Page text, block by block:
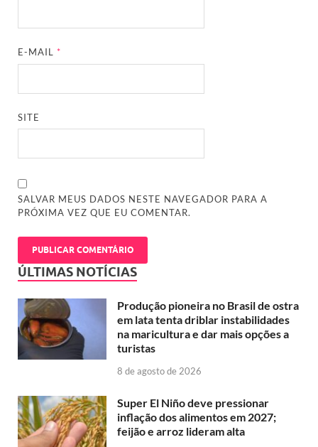
E-MAIL*
SITE
SALVAR MEUS DADOS NESTE NAVEGADOR PARA A
PRÓXIMA VEZ QUE EU COMENTAR.
ÚLTIMAS NOTÍCIAS
Produção pioneira no Brasil de ostra
em lata tenta driblar instabilidades
na maricultura e dar mais opções a
turistas
8 de agosto de 2026
Super El Niño deve pressionar
inflação dos alimentos em 2027;
feijão e arroz lideram alta